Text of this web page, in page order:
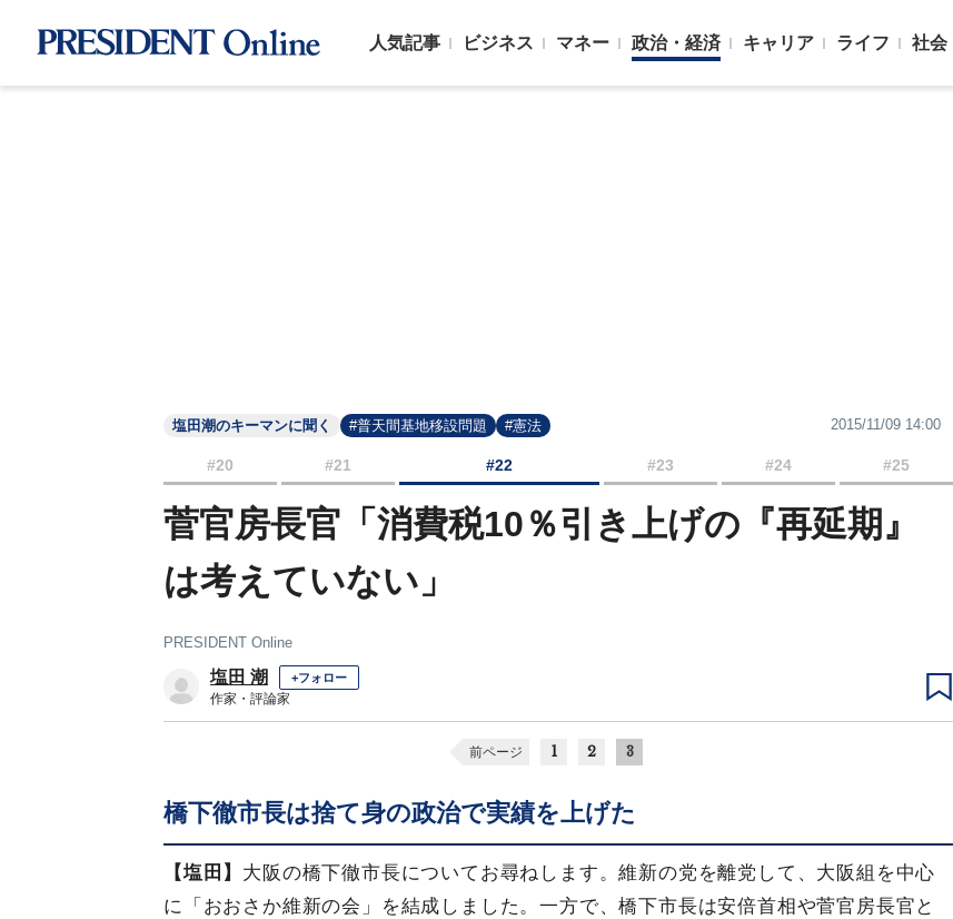
人気記事 ビジネス マネー 政治・経済 キャリア ライフ 社会
塩田潮のキーマンに聞く #普天間基地移設問題 #憲法 2015/11/09 14:00
#20 #21 #22 #23 #24 #25
菅官房長官「消費税10％引き上げの『再延期』
は考えていない」
PRESIDENT Online
塩田 潮 +フォロー
作家・評論家
前ページ 1 2 3
橋下徹市長は捨て身の政治で実績を上げた
【塩田】 大阪の橋下徹市長についてお尋ねします。維新の党を離党して、大阪組を中心
に「おおさか維新の会」を結成しました。一方で、橋下市長は安倍首相や菅官房長官と